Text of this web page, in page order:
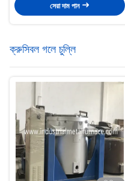
সেরা দাম পান
ক্রুসিবল গলে চুল্লি